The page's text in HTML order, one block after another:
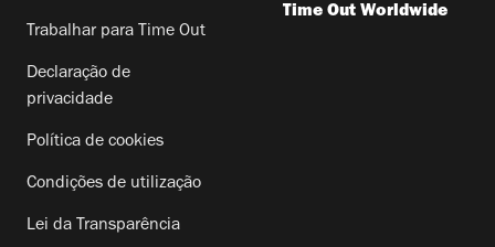
Trabalhar para Time Out
Declaração de
privacidade
Política de cookies
Condições de utilização
Lei da Transparência
Time Out Worldwide